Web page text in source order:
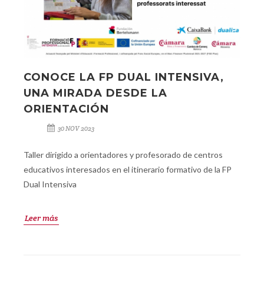
CONOCE LA FP DUAL INTENSIVA,
UNA MIRADA DESDE LA
ORIENTACIÓN
30 NOV 2023
Taller dirigido a orientadores y profesorado de centros
educativos interesados en el itinerario formativo de la FP
Dual Intensiva
Leer más